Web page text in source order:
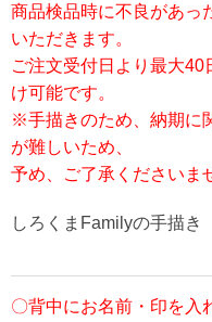
商品検品時に不良があっ
いただきます。
ご注文受付日より最大
け可能です。
※手描きのため、納期に
が難しいため、
予め、ご了承くださいま
しろくまFamilyの手描き
〇背中にお名前・印を入